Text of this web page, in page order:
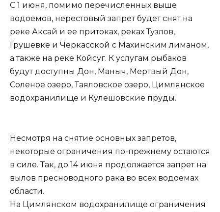
С 1 июня, помимо перечисленных выше
водоемов, нерестовый запрет будет снят на
реке Аксай и ее притоках, реках Тузлов,
Грушевке и Черкасской с Махинским лиманом,
а также на реке Койсуг. К услугам рыбаков
будут доступны Дон, Маныч, Мертвый Дон,
Соленое озеро, Таяловское озеро, Цимлянское
водохранилище и Кулешовские пруды.
Несмотря на снятие основных запретов,
некоторые ограничения по-прежнему остаются
в силе. Так, до 14 июня продолжается запрет на
вылов пресноводного рака во всех водоемах
области.
На Цимлянском водохранилище ограничения